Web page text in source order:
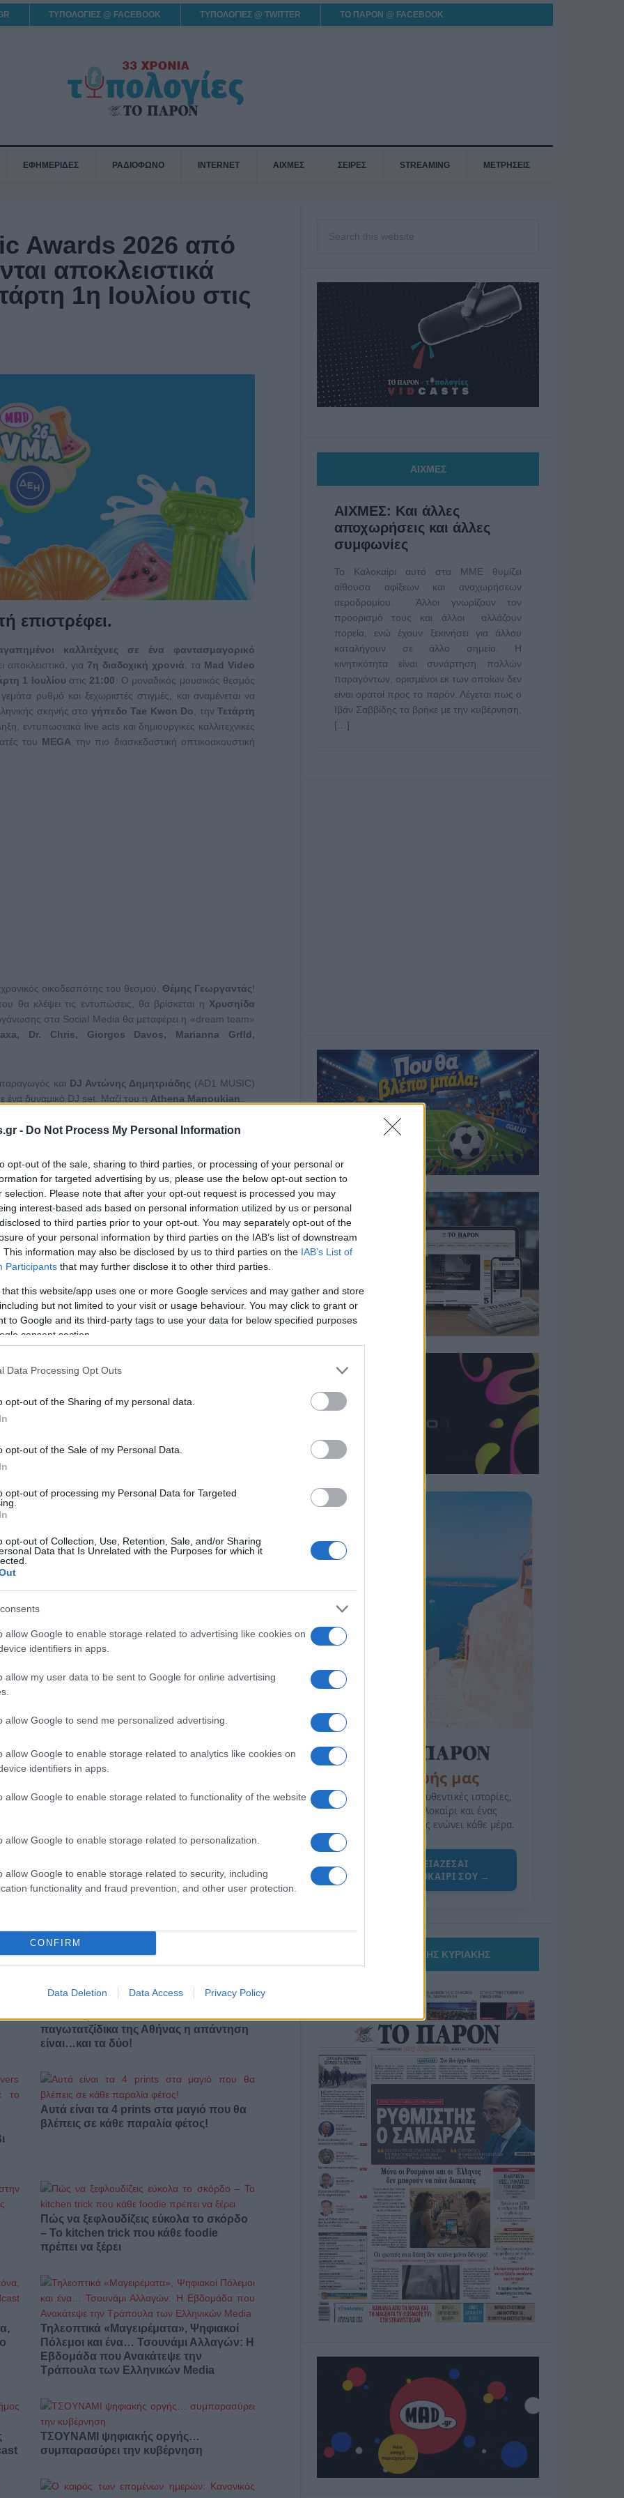
- Do Not Process My Personal Information
opt-out of the sale, sharing to third parties, or processing of your personal or
for targeted advertising by us, please use the below opt-out section to
selection. Please note that after your opt-out request is processed you may
interest-based ads based on personal information utilized by us or personal
to third parties prior to your opt-out. You may separately opt-out of the
of your personal information by third parties on the IAB’s list of downstream
This information may also be disclosed by us to third parties on the IAB’s List of
Participants that may further disclose it to other third parties.
that this website/app uses one or more Google services and may gather and store
but not limited to your visit or usage behaviour. You may click to grant or
to Google and its third-party tags to use your data for below specified purposes
consent section.
Data Processing Opt Outs
opt-out of the Sharing of my personal data.
opt-out of the Sale of my Personal Data.
opt-out of processing my Personal Data for Targeted
opt-out of Collection, Use, Retention, Sale, and/or Sharing
Data that Is Unrelated with the Purposes for which it
allow Google to enable storage related to advertising like cookies on
identifiers in apps.
allow my user data to be sent to Google for online advertising
allow Google to send me personalized advertising.
allow Google to enable storage related to analytics like cookies on
identifiers in apps.
allow Google to enable storage related to functionality of the website
allow Google to enable storage related to personalization.
allow Google to enable storage related to security, including
functionality and fraud prevention, and other user protection.
CONFIRM
Data Deletion Data Access Privacy Policy
ΤΥΠΟΛΟΓΙΕΣ @ FACEBOOK ΤΥΠΟΛΟΓΙΕΣ @ TWITTER ΤΟ ΠΑΡΟΝ @ FACEBOOK
ΕΦΗΜΕΡΙΔΕΣ ΡΑΔΙΟΦΩΝΟ INTERNET ΑΙΧΜΕΣ ΣΕΙΡΕΣ STREAMING ΜΕΤΡΗΣΕΙΣ
Awards 2026 από
αποκλειστικά
1η Ιουλίου στις
επιστρέφει.
καλλιτέχνες σε ένα φαντασμαγορικό
αποκλειστικά, για 7η διαδοχική χρονιά , τα Mad Video
1 Ιουλίου στις 21:00 . Ο μοναδικός μουσικός θεσμός
γεμάτα ρυθμό και ξεχωριστές στιγμές, και αναμένεται να
σκηνής στο γήπεδο Tae Kwon Do , τηνΤετάρτη
εντυπωσιακά live acts και δημιουργικές καλλιτεχνικές
του MEGA την πιο διασκεδαστική οπτικοακουστική
οικοδεσπότης του θεσμού, Θέμης Γεωργαντάς!
θα κλέψει τις εντυπώσεις, θα βρίσκεται η Χρυσηίδα
στα Social Media θα μεταφέρει η «dream team»
Dr. Chris, Giorgos Davos, Marianna Grfld,
και DJ Αντώνης Δημητριάδης (AD1 MUSIC)
ένα δυναμικό DJ set. Μαζί του η Athena Manoukian
από το ελληνικό καλοκαίρι. Πλημμυρισμένα από το
μας αναμνήσεων. Μάλιστα, για πρώτη φορά, ο
τυχεροί fans από 20 διαφορετικά μέρη, παρουσιάζουν
που θα ταξιδέψουν τους τηλεθεατές σε όλη την Ελλάδα,
μία νέα κατηγορία για το «Καλύτερο Τραγούδι
με το Ελληνικό Κέντρο Κινηματογράφου,
επιβραβεύοντας τη δημιουργικότητα που ενώνει τη
ζωντανές εμφανίσεις που θα συζητηθούν. Ανάμεσα
είναι οι:
Άντζελα Δημητρίου, Ρία Ελληνίδου, Τζένη
Αντώνης Ρέμος, Μαρίνα Σπανού, Θοδωρής
την πιο φωτεινή, ρυθμική και απόλυτα καλοκαιρινή
ΤΗΝ
παγωτατζίδικα της Αθήνας η απάντηση
είναι…και τα δύο!
Αυτά είναι τα 4 prints στα μαγιό που θα
βλέπεις σε κάθε παραλία φέτος!
Πώς να ξεφλουδίζεις εύκολα το σκόρδο
– Το kitchen trick που κάθε foodie
πρέπει να ξέρει
Τηλεοπτικά «Μαγειρέματα», Ψηφιακοί
Πόλεμοι και ένα… Τσουνάμι Αλλαγών: Η
Εβδομάδα που Ανακάτεψε την
Τράπουλα των Ελληνικών Media
ΤΣΟΥΝΑΜΙ ψηφιακής οργής…
συμπαρασύρει την κυβέρνηση
ΑΙΧΜΕΣ
ΑΙΧΜΕΣ: Και άλλες
αποχωρήσεις και άλλες
συμφωνίες
Το Καλοκαίρι αυτό στα ΜΜΕ θυμίζει
αίθουσα αφίξεων και αναχωρήσεων
αεροδρομίου. Άλλοι γνωρίζουν τον
προορισμό τους και άλλοι αλλάζουν
πορεία, ενώ έχουν ξεκινήσει για άλλου
καταλήγουν σε άλλο σημείο. Η
κινητικότητα είναι συνάρτηση πολλών
παραγόντων, ορισμένοι εκ των οποίων δεν
είναι ορατοί προς το παρόν. Λέγεται πως ο
Ιβάν Σαββίδης τα βρήκε με την κυβέρνηση,
[…]
της Ζωής μας
Οι άνθρωποι, οι αυθεντικές ιστορίες,
το ελληνικό καλοκαίρι και ένας
πολιτισμός που μας ενώνει κάθε μέρα.
ΟΣΑ ΧΡΕΙΑΖΕΣΑΙ
ΓΙΑ ΤΟ ΚΑΛΟΚΑΙΡΙ ΣΟΥ →
ΤΟ ΠΑΡΟΝ ΤΗΣ ΚΥΡΙΑΚΗΣ